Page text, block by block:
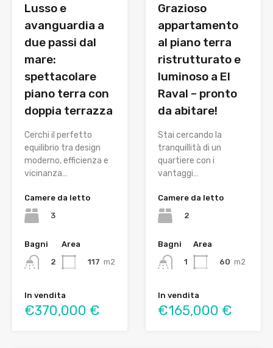
Lusso e
avanguardia a
due passi dal
mare:
spettacolare
piano terra con
doppia terrazza
Cerchi il perfetto
equilibrio tra design
moderno, efficienza e
vicinanza…
Camere da letto
3
Bagni
2
Area
117 m2
In vendita
€370,000 €
Grazioso
appartamento
al piano terra
ristrutturato e
luminoso a El
Raval – pronto
da abitare!
Stai cercando la
tranquillità di un
quartiere con i
vantaggi…
Camere da letto
2
Bagni
1
Area
60 m2
In vendita
€165,000 €